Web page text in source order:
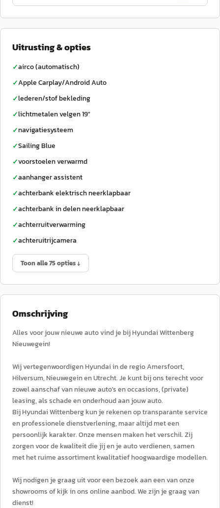
Uitrusting & opties
✓airco (automatisch)
✓Apple Carplay/Android Auto
✓lederen/stof bekleding
✓lichtmetalen velgen 19"
✓navigatiesysteem
✓Sailing Blue
✓voorstoelen verwarmd
✓aanhanger assistent
✓achterbank elektrisch neerklapbaar
✓achterbank in delen neerklapbaar
✓achterruitverwarming
✓achteruitrijcamera
Toon alle 75 opties ↓
Omschrijving
Alles voor jouw nieuwe auto vind je bij Hyundai Wittenberg
Nieuwegein!
Wij vertegenwoordigen Hyundai in de regio Amersfoort,
Hilversum, Nieuwegein en Utrecht. Je kunt bij ons terecht voor
zowel aanschaf van nieuwe auto's en occasions, (private)
leasing, als schade en onderhoud aan jouw auto.
Bij Hyundai Wittenberg kun je rekenen op transparante service
en professionele dienstverlening, maar altijd met een
persoonlijk karakter. Onze mensen maken het verschil. Zij
zorgen voor de kwaliteit die jij en je auto verdienen, samen
met het ruime assortiment kwalitatief hoogwaardige modellen.
Wij nodigen je graag uit voor een bezoek aan een van onze
showrooms of kijk in ons online aanbod. We zijn je graag van
dienst!